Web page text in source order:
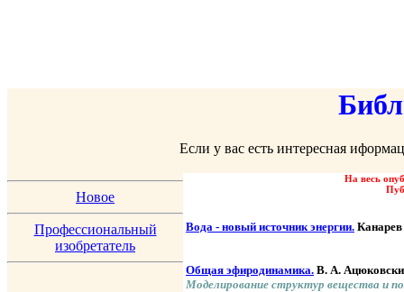
Если у вас есть интересная
Новое
Профессиональный
изобретатель
На весь
Вода - новый источник энергии.
Общая эфиродинамика. В. А.
Моделирование структур вещества и